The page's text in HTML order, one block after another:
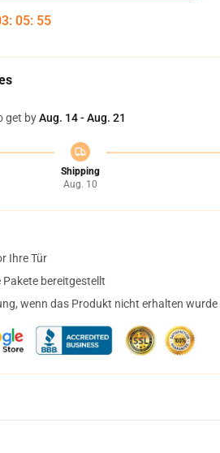
: 05: 54
get byAug. 14 - Aug. 21
Shipping
Aug. 10
Ihre Tür
bereitgestellt
wenn das Produkt nicht erhalten wurde